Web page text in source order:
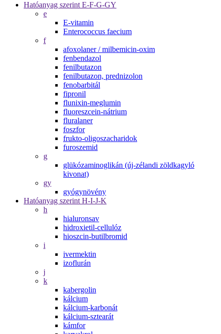
Hatóanyag szerint E-F-G-GY
e
E-vitamin
Enterococcus faecium
f
afoxolaner / milbemicin-oxim
fenbendazol
fenilbutazon
fenilbutazon, prednizolon
fenobarbitál
fipronil
flunixin-meglumin
fluoreszcein-nátrium
fluralaner
foszfor
frukto-oligoszacharidok
furoszemid
g
glükózaminoglikán (új-zélandi zöldkagyló
kivonat)
gy
gyógynövény
Hatóanyag szerint H-I-J-K
h
hialuronsav
hidroxietil-cellulóz
hioszcin-butilbromid
i
ivermektin
izoflurán
j
k
kabergolin
kálcium
kálcium-karbonát
kálcium-sztearát
kámfor